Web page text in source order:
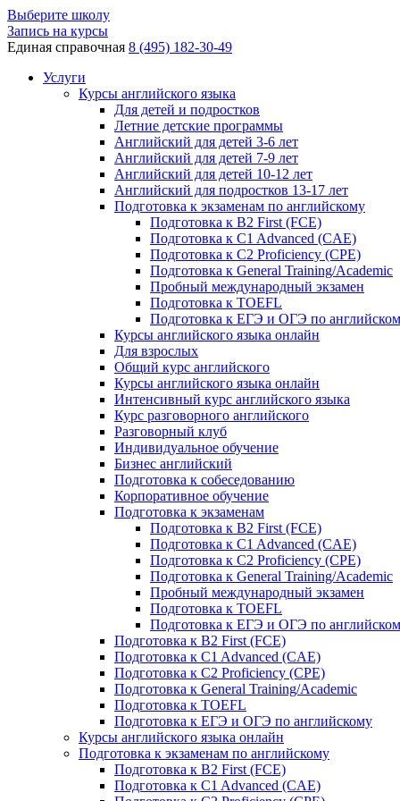
Выберите школу
Запись на курсы
Единая справочная 8 (495) 182-30-49
Услуги
Курсы английского языка
Для детей и подростков
Летние детские программы
Английский для детей 3-6 лет
Английский для детей 7-9 лет
Английский для детей 10-12 лет
Английский для подростков 13-17 лет
Подготовка к экзаменам по английскому
Подготовка к B2 First (FCE)
Подготовка к C1 Advanced (CAE)
Подготовка к C2 Proficiency (CPE)
Подготовка к General Training/Academic
Пробный международный экзамен
Подготовка к TOEFL
Подготовка к ЕГЭ и ОГЭ по
Курсы английского языка онлайн
Для взрослых
Общий курс английского
Курсы английского языка онлайн
Интенсивный курс английского языка
Курс разговорного английского
Разговорный клуб
Индивидуальное обучение
Бизнес английский
Подготовка к собеседованию
Корпоративное обучение
Подготовка к экзаменам
Подготовка к B2 First (FCE)
Подготовка к C1 Advanced (CAE)
Подготовка к C2 Proficiency (CPE)
Подготовка к General Training/Academic
Пробный международный экзамен
Подготовка к TOEFL
Подготовка к ЕГЭ и ОГЭ по
Подготовка к B2 First (FCE)
Подготовка к C1 Advanced (CAE)
Подготовка к C2 Proficiency (CPE)
Подготовка к General Training/Academic
Подготовка к TOEFL
Подготовка к ЕГЭ и ОГЭ по английскому
Курсы английского языка онлайн
Подготовка к экзаменам по английскому
Подготовка к B2 First (FCE)
Подготовка к C1 Advanced (CAE)